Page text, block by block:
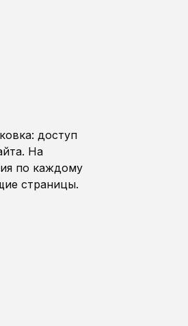
доступ
На
по каждому
страницы.